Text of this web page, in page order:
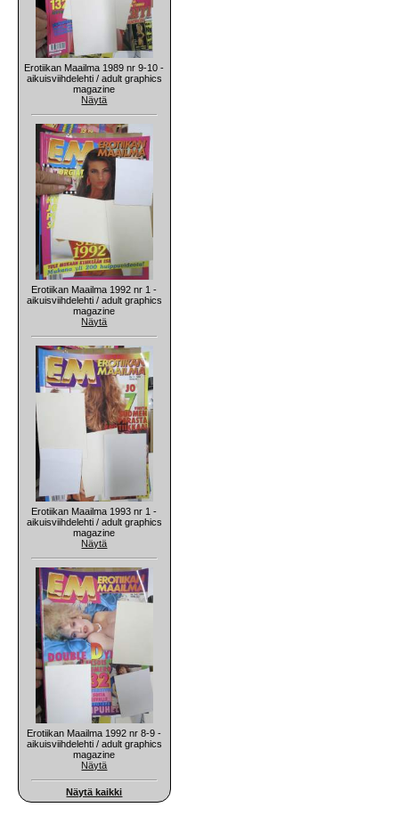
Erotiikan Maailma 1989 nr 9-10 -
aikuisviihdelehti / adult graphics
magazine
Näytä
Erotiikan Maailma 1992 nr 1 -
aikuisviihdelehti / adult graphics
magazine
Näytä
Erotiikan Maailma 1993 nr 1 -
aikuisviihdelehti / adult graphics
magazine
Näytä
Erotiikan Maailma 1992 nr 8-9 -
aikuisviihdelehti / adult graphics
magazine
Näytä
Näytä kaikki